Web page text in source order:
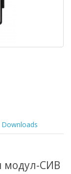
Downloads
модул-СИВ